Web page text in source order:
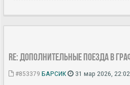
Re: Дополнительные поезда в
#853379 БАРСИК 31 мар 2026, 22:02